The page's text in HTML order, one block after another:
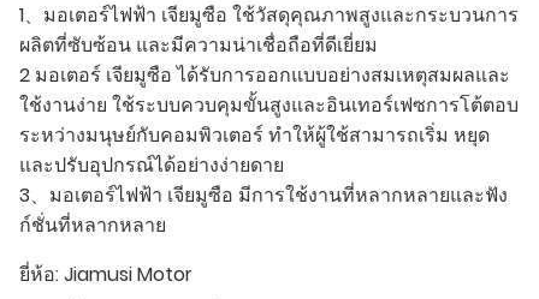
1、มอเตอร์ไฟฟ้า เจียมูซือ ใช้วัสดุคุณภาพสูงและกระบวนการ
ผลิตที่ซับซ้อน และมีความน่าเชื่อถือที่ดีเยี่ยม
2 มอเตอร์ เจียมูซือ ได้รับการออกแบบอย่างสมเหตุสมผลและ
ใช้งานง่าย ใช้ระบบควบคุมขั้นสูงและอินเทอร์เฟซการโต้ตอบ
ระหว่างมนุษย์กับคอมพิวเตอร์ ทำให้ผู้ใช้สามารถเริ่ม หยุด
และปรับอุปกรณ์ได้อย่างง่ายดาย
3、มอเตอร์ไฟฟ้า เจียมูซือ มีการใช้งานที่หลากหลายและฟัง
ก์ชั่นที่หลากหลาย
ยี่ห้อ:Jiamusi Motor